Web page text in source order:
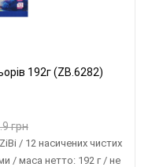
192г (ZB.6282)
грн
/ 12 насичених чистих
/ маса нетто: 192 г / не